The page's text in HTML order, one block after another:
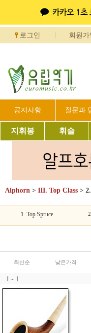
로그인 회원가
공지사항 질문과
지휘봉 휘슬
Alphorn > III. Top Class >
1. Top Spruce
최신순 낮은가격
1 - 1